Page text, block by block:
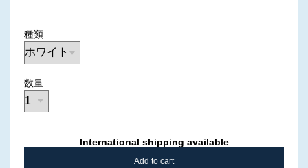
種類
数量
International shipping available
Add to cart